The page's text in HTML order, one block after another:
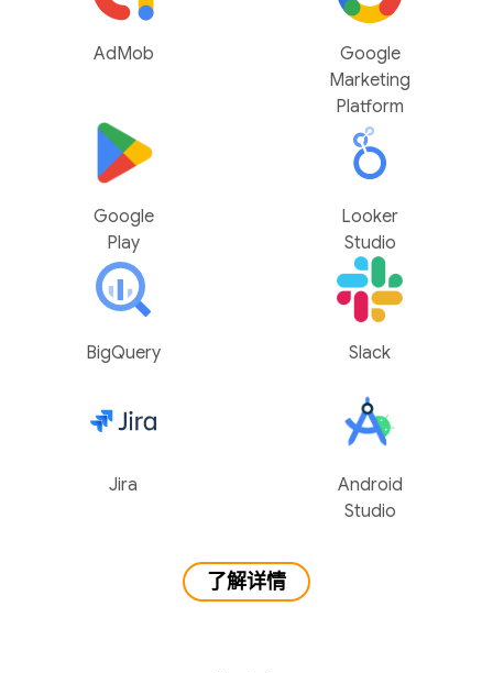
AdMob
Google
Marketing
Platform
Google
Play
Looker
Studio
BigQuery Slack
Jira
Android
Studio
了解详情